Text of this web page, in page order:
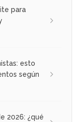
para
esto
según
2026: ¿qué